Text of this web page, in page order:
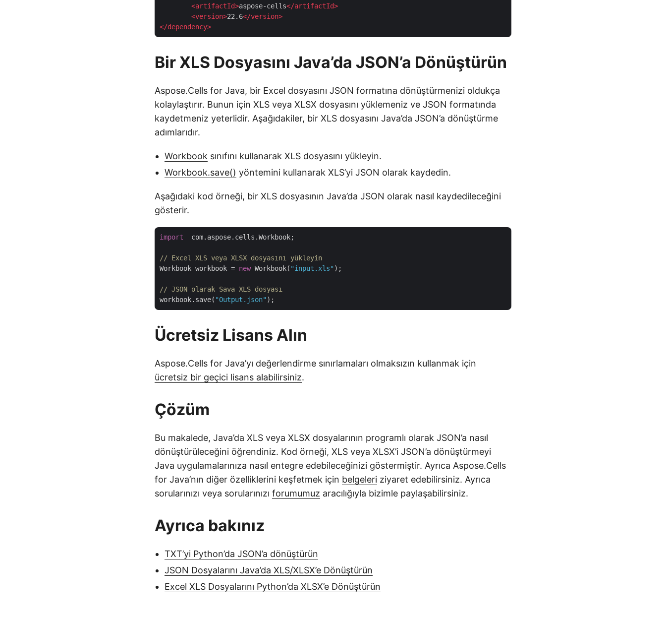
<artifactId>aspose-cells</artifactId>
<version>22.6</version>
</dependency>
Bir XLS Dosyasını Java’da JSON’a Dönüştürün
Aspose.Cells for Java, bir Excel dosyasını JSON formatına dönüştürmenizi oldukça
kolaylaştırır. Bunun için XLS veya XLSX dosyasını yüklemeniz ve JSON formatında
kaydetmeniz yeterlidir. Aşağıdakiler, bir XLS dosyasını Java’da JSON’a dönüştürme
adımlarıdır.
Workbook sınıfını kullanarak XLS dosyasını yükleyin.
Workbook.save() yöntemini kullanarak XLS’yi JSON olarak kaydedin.
Aşağıdaki kod örneği, bir XLS dosyasının Java’da JSON olarak nasıl kaydedileceğini
gösterir.
import
  com.aspose.cells.Workbook;
// Excel XLS veya XLSX dosyasını yükleyin
Workbook workbook = new Workbook( "input.xls" );
// JSON olarak Sava XLS dosyası
workbook.save( "Output.json"
Ücretsiz Lisans Alın
Aspose.Cells for Java’yı değerlendirme sınırlamaları olmaksızın kullanmak için
ücretsiz bir geçici lisans alabilirsiniz.
Çözüm
Bu makalede, Java’da XLS veya XLSX dosyalarının programlı olarak JSON’a nasıl
dönüştürüleceğini öğrendiniz. Kod örneği, XLS veya XLSX’i JSON’a dönüştürmeyi
Java uygulamalarınıza nasıl entegre edebileceğinizi göstermiştir. Ayrıca Aspose.Cells
for Java’nın diğer özelliklerini keşfetmek için belgeleri ziyaret edebilirsiniz. Ayrıca
sorularınızı veya sorularınızı forumumuz aracılığıyla bizimle paylaşabilirsiniz.
Ayrıca bakınız
TXT’yi Python’da JSON’a dönüştürün
JSON Dosyalarını Java’da XLS/XLSX’e Dönüştürün
Excel XLS Dosyalarını Python’da XLSX’e Dönüştürün